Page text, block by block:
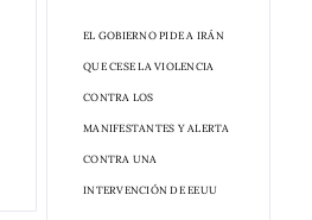
EL GOBIERNO PIDE A IRÁN
QUE CESE LA VIOLENCIA
CONTRA LOS
MANIFESTANTES Y ALERTA
CONTRA UNA
INTERVENCIÓN DE EEUU